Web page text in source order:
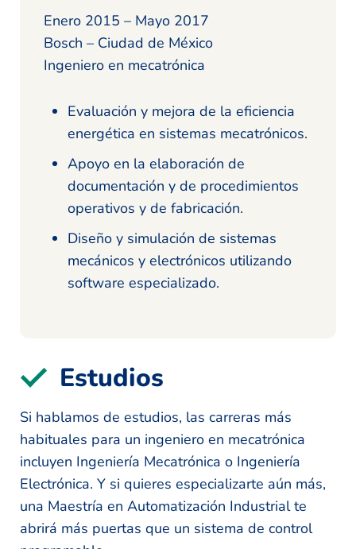
Enero 2015 – Mayo 2017
Bosch – Ciudad de México
Ingeniero en mecatrónica
Evaluación y mejora de la eficiencia
energética en sistemas mecatrónicos.
Apoyo en la elaboración de
documentación y de procedimientos
operativos y de fabricación.
Diseño y simulación de sistemas
mecánicos y electrónicos utilizando
software especializado.
Estudios
Si hablamos de estudios, las carreras más
habituales para un ingeniero en mecatrónica
incluyen Ingeniería Mecatrónica o Ingeniería
Electrónica. Y si quieres especializarte aún más,
una Maestría en Automatización Industrial te
abrirá más puertas que un sistema de control